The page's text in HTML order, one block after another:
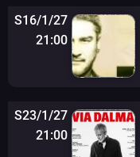
S16/1/27
21:00
S23/1/27
21:00